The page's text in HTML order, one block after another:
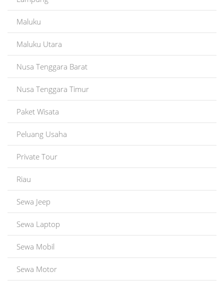
Maluku
Maluku Utara
Nusa Tenggara Barat
Nusa Tenggara Timur
Paket Wisata
Peluang Usaha
Private Tour
Riau
Sewa Jeep
Sewa Laptop
Sewa Mobil
Sewa Motor